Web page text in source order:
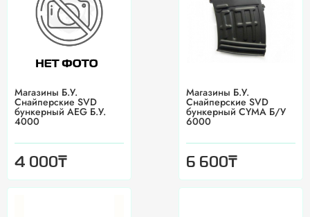
Магазины Б.У.
Снайперские SVD
бункерный AEG Б.У.
4000
4 000₸
Магазины Б.У.
Снайперские SVD
бункерный CYMA Б/У
6000
6 600₸